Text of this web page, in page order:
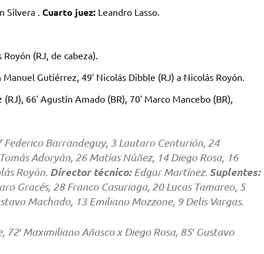
. Cuarto juez:Leandro Lasso.
(RJ, de cabeza).
Gutiérrez, 49′ Nicolás Dibble (RJ) a Nicolás Royón.
66′ Agustín Amado (BR), 70′ Marco Mancebo (BR),
Barrandeguy, 3 Lautaro Centurión, 24
Adoryán, 26 Matías Núñez, 14 Diego Rosa, 16
Royón. Director técnico:Edgar Martínez. Suplentes:
Gracés, 28 Franco Casuriaga, 20 Lucas Tamareo, 5
Machado, 13 Emiliano Mozzone, 9 Delis Vargas.
72′ Maximiliano Añasco x Diego Rosa, 85′ Gustavo